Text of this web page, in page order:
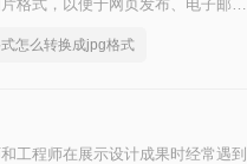
格式，以便于网页发布、电子邮件
怎么转换成jpg格式
工程师在展示设计成果时经常遇到